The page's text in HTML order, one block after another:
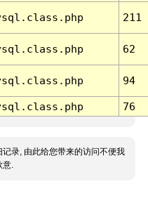
211
62
94
76
录, 由此给您带来的访问不便我
意.